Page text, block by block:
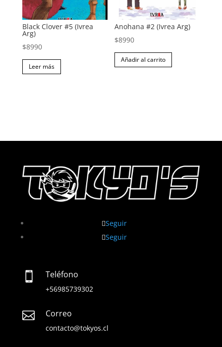
Black Clover #5 (Ivrea
Arg)
$8990
Leer más
Anohana #2 (Ivrea Arg)
$8990
Añadir al carrito
Seguir
Seguir
 Teléfono
+56985739302
 Correo
contacto@tokyos.cl